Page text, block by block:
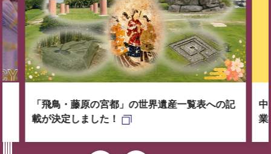
「飛鳥・藤原の宮都」の世界遺産一覧表への記
載が決定しました！
中
業